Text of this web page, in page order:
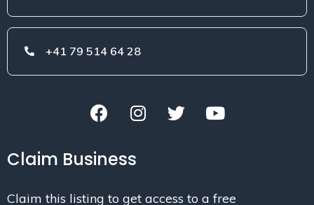
+41 79 514 64 28
Claim Business
Claim this listing to get access to a free